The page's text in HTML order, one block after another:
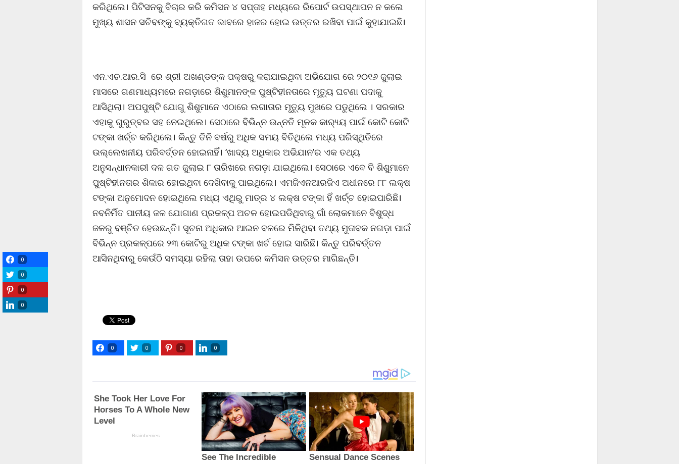
କରିଥିଲେ। ପିଟିସନକୁ ବିଚାର କରି କମିସନ ୪ ସପ୍ତାହ ମଧ୍ୟରେ ରିପୋର୍ଟ ଉପସ୍ଥାପନ ନ କଲେ
ମୁଖ୍ୟ ଶାସନ ସଚିବଙ୍କୁ ବ୍ୟକ୍ତିଗତ ଭାବରେ ହାଜର ହୋଇ ଉତ୍ତର ରଖିବା ପାଇଁ କୁହାଯାଇଛି।
ଏନ.ଏଚ.ଆର.ସି ରେ ଶ୍ରୀ ଅଖଣ୍ଡଙ୍କ ପକ୍ଷରୁ କରାଯାଇଥିବା ଅଭିଯୋଗ ରେ ୨୦୧୬ ଜୁଲାଇ
ମାସରେ ଗଣମାଧ୍ୟମରେ ନଗଡ଼ାରେ ଶିଶୁମାନଙ୍କ ପୁଷ୍ଟିହୀନତାରେ ମୃତ୍ୟୁ ଘଟଣା ପଦାକୁ
ଆସିଥିଲା। ଅପପୁଷ୍ଟି ଯୋଗୁ ଶିଶୁମାନେ ଏଠାରେ ଲଗାତାର ମୃତ୍ୟୁ ମୁଖରେ ପଡୁଥିଲେ । ସରକାର
ଏହାକୁ ଗୁରୁତ୍ବର ସହ ନେଇଥିଲେ। ସେଠାରେ ବିଭିନ୍ନ ଉନ୍ନତି ମୂଳକ କାର‌୍ୟ୍ୟ ପାଇଁ କୋଟି କୋଟି
ଟଙ୍କା ଖର୍ଚ୍ଚ କରିଥିଲେ। କିନ୍ତୁ ତିନି ବର୍ଷରୁ ଅଧିକ ସମୟ ବିତିଥିଲେ ମଧ୍ୟ ପରିସ୍ଥିତିରେ
ଉଲ୍ଲେଖନୀୟ ପରିବର୍ତ୍ତନ ହୋଇନାହିଁ। ‘ଖାଦ୍ୟ ଅଧିକାର ଅଭିଯାନ’ର ଏକ ତଥ୍ୟ
ଅନୁସନ୍ଧାନକାରୀ ଦଳ ଗତ ଜୁଲାଇ ୮ ତାରିଖରେ ନଗଡ଼ା ଯାଇଥିଲେ। ସେଠାରେ ଏବେ ବି ଶିଶୁମାନେ
ପୁଷ୍ଟିହୀନତାର ଶିକାର ହୋଇଥିବା ଦେଖିବାକୁ ପାଇଥିଲେ। ଏମଜିଏନଆରଜିଏ ଅଧୀନରେ ୮୮ ଲକ୍ଷ
ଟଙ୍କା ଅନୁମୋଦନ ହୋଇଥିଲେ ମଧ୍ୟ ଏଥିରୁ ମାତ୍ର ୪ ଲକ୍ଷ ଟଙ୍କା ହିଁ ଖର୍ଚ୍ଚ ହୋଇପାରିଛି।
ନବନିର୍ମିତ ପାନୀୟ ଜଳ ଯୋଗାଣ ପ୍ରକଳ୍ପ ଅଚଳ ହୋଇପଡିଥିବାରୁ ଗାଁ ଲୋକମାନେ ବିଶୁଦ୍ଧ
ଜଳରୁ ବଞ୍ଚିତ ହେଉଛନ୍ତି। ସୂଚନା ଅଧିକାର ଆଇନ ବଳରେ ମିଳିଥିବା ତଥ୍ୟ ମୁତାବକ ନଗଡ଼ା ପାଇଁ
ବିଭିନ୍ନ ପ୍ରକଳ୍ପରେ ୨୩ କୋଟିରୁ ଅଧିକ ଟଙ୍କା ଖର୍ଚ ହୋଇ ସାରିଛି। କିନ୍ତୁ ପରିବର୍ତ୍ତନ
ଆସିନଥିବାରୁ କେଉଁଠି ସମସ୍ୟା ରହିଲା ତାହା ଉପରେ କମିସନ ଉତ୍ତର ମାଗିଛନ୍ତି।
0 0 0 0
0
0
0
0